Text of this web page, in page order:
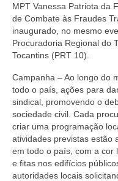
MPT Vanessa Patriota da
de Combate às Fraudes
inaugurado, no mesmo
Procuradoria Regional do
Tocantins (PRT 10).
Campanha – Ao longo do
todo o país, ações para
sindical, promovendo o
sociedade civil. Cada
criar uma programação
atividades previstas estão
em todo o país, com a cor
e fitas nos edifícios
autoridades locais